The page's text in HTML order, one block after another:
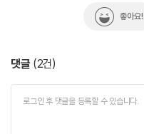
좋아요!
댓글 (2건)